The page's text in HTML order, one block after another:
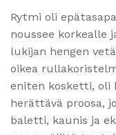
Rytmi oli
noussee korkealle
lukijan hengen
oikea
eniten kosketti, oli
herättävä proosa,
baletti, kaunis ja